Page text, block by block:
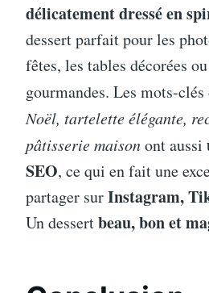
délicatement dressé en
dessert parfait pour les
fêtes, les tables décorées
gourmandes. Les mots-
Noël, tartelette élégante,
pâtisserie maisonont aussi
SEO, ce qui en fait une
partager surInstagram,
Un dessertbeau, bon et